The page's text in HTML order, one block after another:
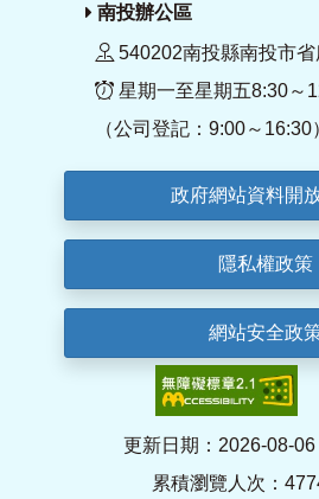
南投辦公區
540202南投縣南投市省
星期一至星期五8:30～
（公司登記：9:00～16:30
政府網站資料開
隱私權政策
網站安全政
更新日期：2026-08-
累積瀏覽人次：